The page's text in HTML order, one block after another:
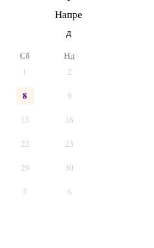
Напре
д
Сб Нд
1 2
8 9
15 16
22 23
29 30
5 6